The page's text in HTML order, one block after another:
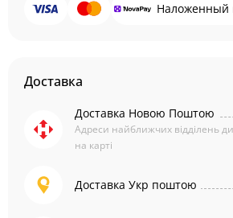
Наложенный
Доставка
Доставка Новою Поштою
Адреси найближчих відділень
на карті
Доставка Укр поштою